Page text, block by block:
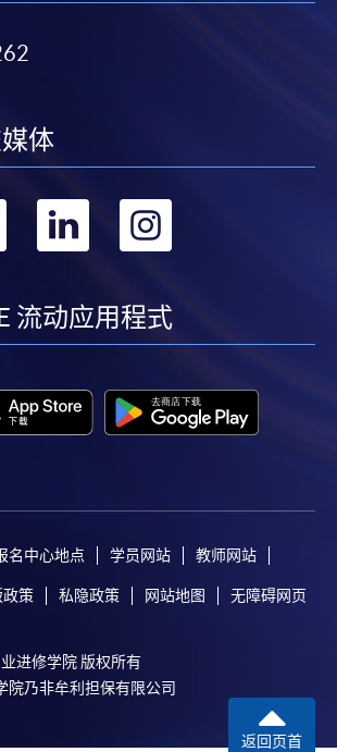
体
转
youtube
转
linkedin
流动应用程式
名中心地点 学员网站 教师网站
政策 私隐政策 网站地图 无障碍网页
进修学院 版权所有
院乃非牟利担保有限公司
返回页首